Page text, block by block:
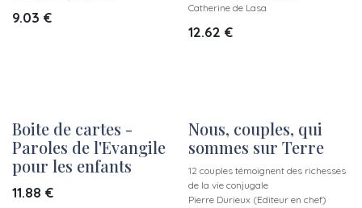
9.03 €
Catherine de Lasa
12.62 €
Boite de cartes -
Paroles de l'Evangile
pour les enfants
11.88 €
Nous, couples, qui
sommes sur Terre
12 couples témoignent des richesses
de la vie conjugale
Pierre Durieux (Editeur en chef)